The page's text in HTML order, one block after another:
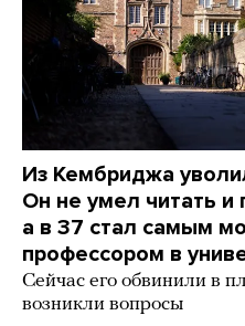
Из Кембриджа
Он не умел читать и
а в 37 стал самым
профессором в
Сейчас его обвинили в
возникли вопросы